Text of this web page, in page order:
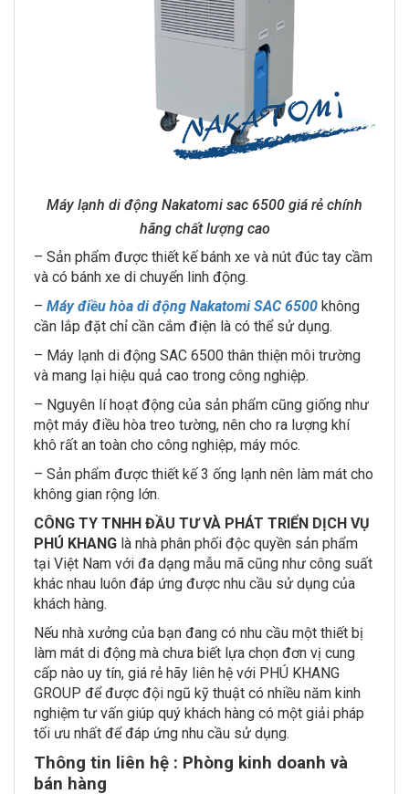
Máy lạnh di động Nakatomi sac 6500 giá rẻ chính
hãng chất lượng cao
– Sản phẩm được thiết kế bánh xe và nút đúc tay cầm
và có bánh xe di chuyển linh động.
– Máy điều hòa di động Nakatomi SAC 6500 không
cần lắp đặt chỉ cần cắm điện là có thể sử dụng.
– Máy lạnh di động SAC 6500 thân thiện môi trường
và mang lại hiệu quả cao trong công nghiệp.
– Nguyên lí hoạt động của sản phẩm cũng giống như
một máy điều hòa treo tường, nên cho ra lượng khí
khô rất an toàn cho công nghiệp, máy móc.
– Sản phẩm được thiết kế 3 ống lạnh nên làm mát cho
không gian rộng lớn.
CÔNG TY TNHH ĐẦU TƯ VÀ PHÁT TRIỂN DỊCH VỤ
PHÚ KHANG là nhà phân phối độc quyền sản phẩm
tại Việt Nam với đa dạng mẫu mã cũng như công suất
khác nhau luôn đáp ứng được nhu cầu sử dụng của
khách hàng.
Nếu nhà xưởng của bạn đang có nhu cầu một thiết bị
làm mát di động mà chưa biết lựa chọn đơn vị cung
cấp nào uy tín, giá rẻ hãy liên hệ với PHÚ KHANG
GROUP để được đội ngũ kỹ thuật có nhiều năm kinh
nghiệm tư vấn giúp quý khách hàng có một giải pháp
tối ưu nhất để đáp ứng nhu cầu sử dụng.
Thông tin liên hệ : Phòng kinh doanh và
bán hàng